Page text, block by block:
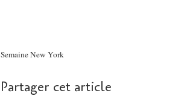
Semaine New York
Partager cet article